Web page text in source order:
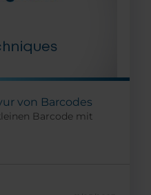
von Barcodes
Barcode mit